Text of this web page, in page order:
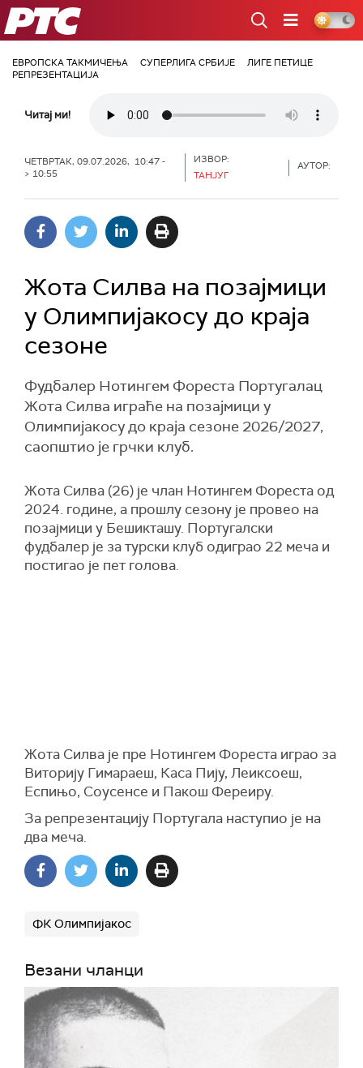
РТС
ЕВРОПСКА ТАКМИЧЕЊА СУПЕРЛИГА СРБИЈЕ
ЛИГЕ ПЕТИЦЕ
РЕПРЕЗЕНТАЦИЈА
Читај ми!
ЧЕТВРТАК, 09.07.2026, 10:47 -
> 10:55
ИЗВОР:
ТАНЈУГ
АУТОР:
Жота Силва на позајмици
у Олимпијакосу до краја
сезоне
Фудбалер Нотингем Фореста Португалац
Жота Силва играће на позајмици у
Олимпијакосу до краја сезоне 2026/2027,
саопштио је грчки клуб.
Жота Силва (26) је члан Нотингем Фореста од
2024. године, а прошлу сезону је провео на
позајмици у Бешикташу. Португалски
фудбалер је за турски клуб одиграо 22 меча и
постигао је пет голова.
Жота Силва је пре Нотингем Фореста играо за
Виторију Гимараеш, Каса Пију, Леиксоеш,
Еспињо, Соусенсе и Пакош Фереиру.
За репрезентацију Португала наступио је на
два меча.
ФК Олимпијакос
Везани чланци